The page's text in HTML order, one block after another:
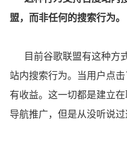
盟，而非任何的搜索行为。
目前谷歌联盟有这种方
站内搜索行为。当用户点
有收益。这一切都是建立
导航推广，但是从没听说过